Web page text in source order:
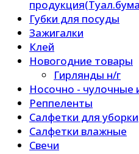
Губки для посуды
Зажигалки
Клей
Новогодние товары
Гирлянды н/г
Носочно - чулочные
Реппеленты
Салфетки для уборки
Салфетки влажные
Свечи